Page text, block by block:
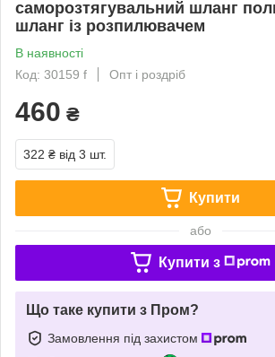
саморозтягувальний шланг
шланг із розпилювачем
В наявності
Код: 30159 f
Опт і роздріб
460 ₴
322 ₴ від 3 шт.
Купити
або
Купити з
Що таке купити з Пром?
Замовлення під захистом